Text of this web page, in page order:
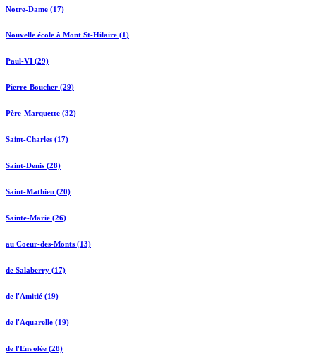
Notre-Dame (17)
Nouvelle école à Mont St-Hilaire (1)
Paul-VI (29)
Pierre-Boucher (29)
Père-Marquette (32)
Saint-Charles (17)
Saint-Denis (28)
Saint-Mathieu (20)
Sainte-Marie (26)
au Coeur-des-Monts (13)
de Salaberry (17)
de l'Amitié (19)
de l'Aquarelle (19)
de l'Envolée (28)